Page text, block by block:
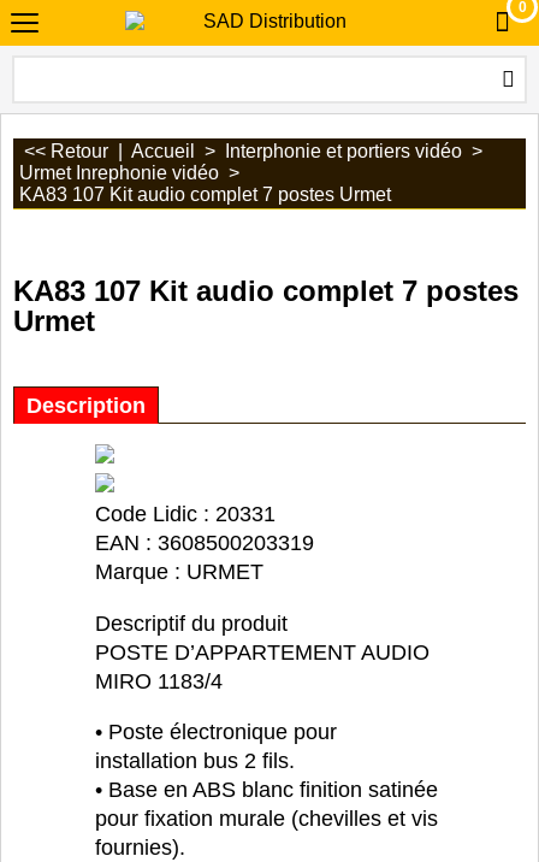
0
<< Retour Accueil > Interphonie et portiers vidéo >
Urmet Inrephonie vidéo >
KA83 107 Kit audio complet 7 postes Urmet
KA83 107 Kit audio complet 7 postes
Urmet
Description
Code Lidic : 20331
EAN : 3608500203319
Marque : URMET
Descriptif du produit
POSTE D’APPARTEMENT AUDIO
MIRO 1183/4
• Poste électronique pour
installation bus 2 fils.
• Base en ABS blanc finition satinée
pour fixation murale (chevilles et vis
fournies).